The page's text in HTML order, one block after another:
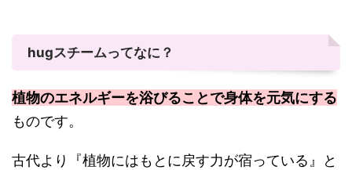
hugスチームってなに？
植物のエネルギーを浴びることで身体を元気にする
ものです。
古代より『植物にはもとに戻す力が宿っている』と